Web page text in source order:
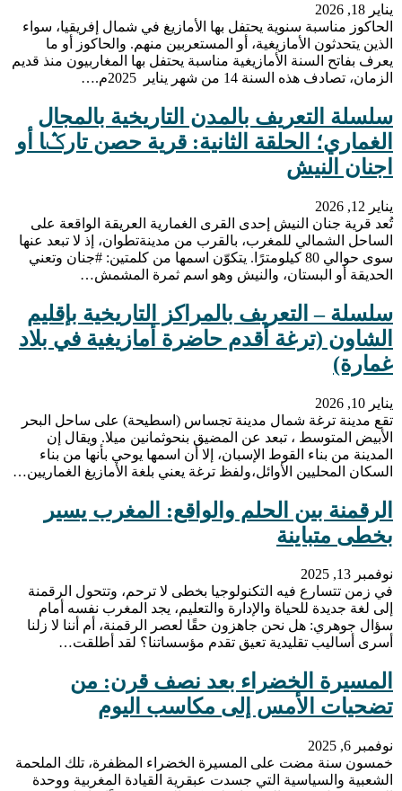
يناير 18, 2026
الحاكوز مناسبة سنوية يحتفل بها الأمازيغ في شمال إفريقيا، سواء
الذين يتحدثون الأمازيغية، أو المستعربين منهم. والحاكوز أو ما
يعرف بفاتح السنة الأمازيغية مناسبة يحتفل بها المغاربيون منذ قديم
الزمان، تصادف هذه السنة 14 من شهر يناير 2025م.…
سلسلة التعريف بالمدن التاريخية بالمجال
الغماري؛ الحلقة الثانية: قرية حصن تارݣا أو
اجنان النيش
يناير 12, 2026
تُعد قرية جنان النيش إحدى القرى الغمارية العريقة الواقعة على
الساحل الشمالي للمغرب، بالقرب من مدينةتطوان، إذ لا تبعد عنها
سوى حوالي 80 كيلومترًا. يتكوّن اسمها من كلمتين: #جنان وتعني
الحديقة أو البستان، والنيش وهو اسم ثمرة المشمش…
سلسلة – التعريف بالمراكز التاريخية بإقليم
الشاون (ترغة أقدم حاضرة أمازيغية في بلاد
غمارة)
يناير 10, 2026
تقع مدينة ترغة شمال مدينة تجساس (اسطيحة) على ساحل البحر
الأبيض المتوسط ، تبعد عن المضيق بنحوثمانين ميلا. ويقال إن
المدينة من بناء القوط الإسبان، إلا أن اسمها يوحي بأنها من بناء
السكان المحليين الأوائل،ولفظ ترغة يعني بلغة الأمازيغ الغماريين…
الرقمنة بين الحلم والواقع: المغرب يسير
بخطى متباينة
نوفمبر 13, 2025
في زمن تتسارع فيه التكنولوجيا بخطى لا ترحم، وتتحول الرقمنة
إلى لغة جديدة للحياة والإدارة والتعليم، يجد المغرب نفسه أمام
سؤال جوهري: هل نحن جاهزون حقًا لعصر الرقمنة، أم أننا لا زلنا
أسرى أساليب تقليدية تعيق تقدم مؤسساتنا؟ لقد أطلقت…
المسيرة الخضراء بعد نصف قرن: من
تضحيات الأمس إلى مكاسب اليوم
نوفمبر 6, 2025
خمسون سنة مضت على المسيرة الخضراء المظفرة، تلك الملحمة
الشعبية والسياسية التي جسدت عبقرية القيادة المغربية ووحدة